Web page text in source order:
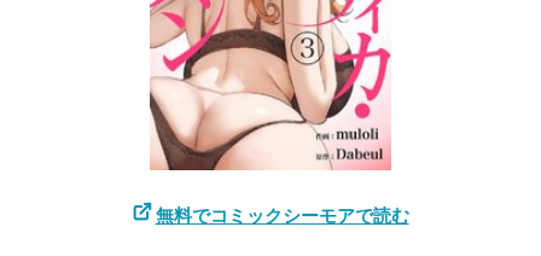
無料でコミックシーモアで読む